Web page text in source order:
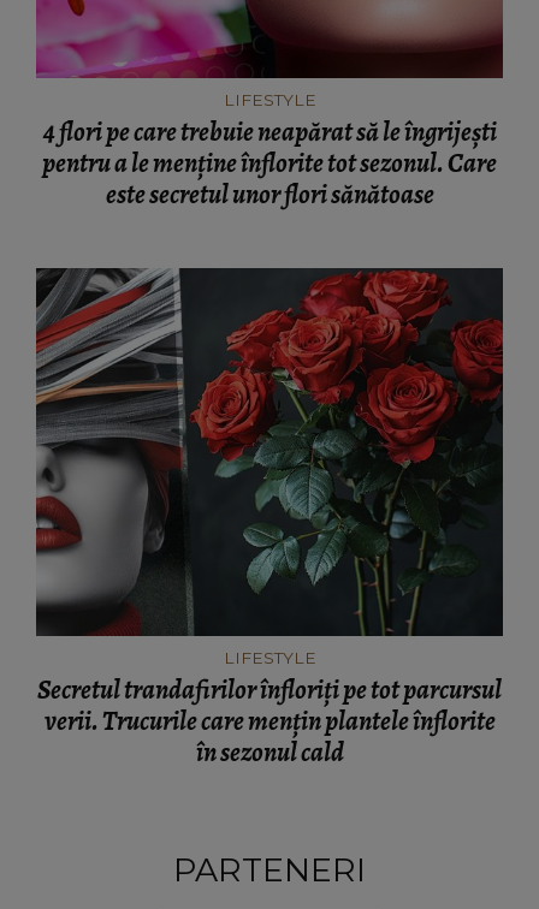
LIFESTYLE
4 flori pe care trebuie neapărat să le îngrijești
pentru a le menține înflorite tot sezonul. Care
este secretul unor flori sănătoase
LIFESTYLE
Secretul trandafirilor înfloriți pe tot parcursul
verii. Trucurile care mențin plantele înflorite
în sezonul cald
PARTENERI